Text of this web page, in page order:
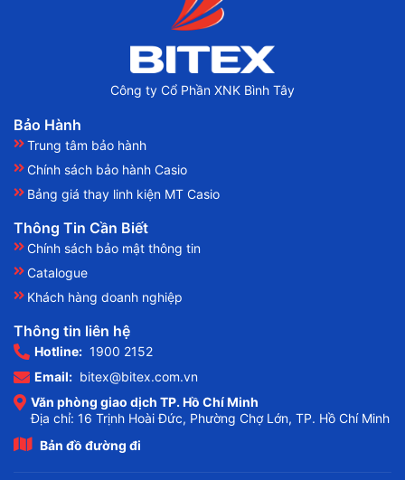
Công ty Cổ Phần XNK Bình Tây
Bảo Hành
Trung tâm bảo hành
Chính sách bảo hành Casio
Bảng giá thay linh kiện MT Casio
Thông Tin Cần Biết
Chính sách bảo mật thông tin
Catalogue
Khách hàng doanh nghiệp
Thông tin liên hệ
Hotline: 1900 2152
Email: bitex@bitex.com.vn
Văn phòng giao dịch TP. Hồ Chí Minh
Địa chỉ: 16 Trịnh Hoài Đức, Phường Chợ Lớn, TP. Hồ Chí Minh
Bản đồ đường đi